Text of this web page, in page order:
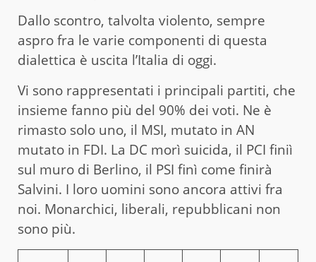
Dallo scontro, talvolta violento, sempre
aspro fra le varie componenti di questa
dialettica è uscita l’Italia di oggi.
Vi sono rappresentati i principali partiti, che
insieme fanno più del 90% dei voti. Ne è
rimasto solo uno, il MSI, mutato in AN
mutato in FDI. La DC morì suicida, il PCI finiì
sul muro di Berlino, il PSI finì come finirà
Salvini. I loro uomini sono ancora attivi fra
noi. Monarchici, liberali, repubblicani non
sono più.